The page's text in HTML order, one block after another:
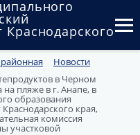
Новости
в Черном
пляже в г. Анапе, в
образования
края,
комиссия
участковой